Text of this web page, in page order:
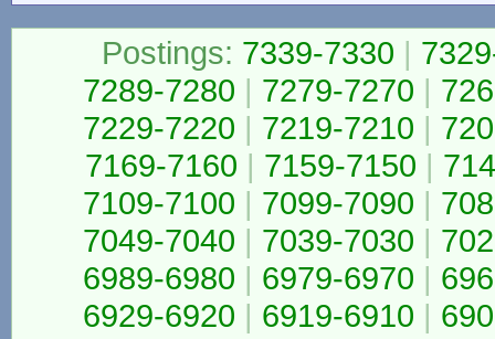
Postings: 7339-7330 |
7289-7280 | 7279-7270 |
7229-7220 | 7219-7210 |
7169-7160 | 7159-7150 |
7109-7100 | 7099-7090 |
7049-7040 | 7039-7030 |
6989-6980 | 6979-6970 |
6929-6920 | 6919-6910 |